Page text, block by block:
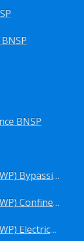
BNSP
Sertifikasi Safe Work Practices (SWP) Bypassing Critical Protection BNSP
Sertifikasi Safe Work Practices (SWP) Confined Space Entry BNSP
Sertifikasi Safe Work Practices (SWP) Electrical Safe Work BNSP